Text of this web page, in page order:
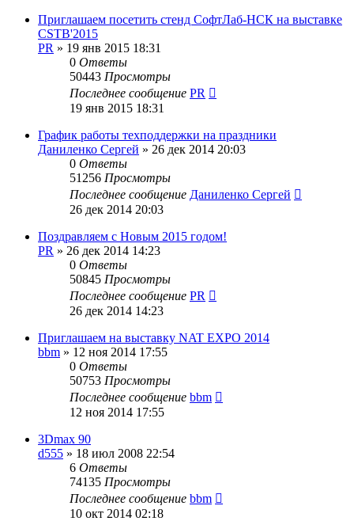
Приглашаем посетить стенд СофтЛаб-НСК на выставке
CSTB'2015
PR » 19 янв 2015 18:31
0 Ответы
50443 Просмотры
Последнее сообщение PR
19 янв 2015 18:31
График работы техподдержки на праздники
Даниленко Сергей » 26 дек 2014 20:03
0 Ответы
51256 Просмотры
Последнее сообщение Даниленко Сергей
26 дек 2014 20:03
Поздравляем с Новым 2015 годом!
PR » 26 дек 2014 14:23
0 Ответы
50845 Просмотры
Последнее сообщение PR
26 дек 2014 14:23
Приглашаем на выставку NAT EXPO 2014
bbm » 12 ноя 2014 17:55
0 Ответы
50753 Просмотры
Последнее сообщение bbm
12 ноя 2014 17:55
3Dmax 90
d555 » 18 июл 2008 22:54
6 Ответы
74135 Просмотры
Последнее сообщение bbm
10 окт 2014 02:18